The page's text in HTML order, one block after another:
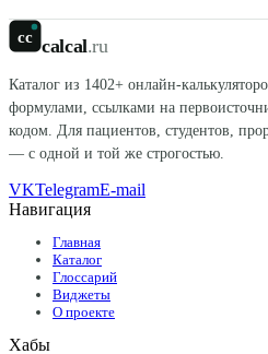
cc calcal.ru
Каталог из 1402+ онлайн-
формулами, ссылками на
кодом. Для пациентов, студентов,
— с одной и той же строгостью.
VKTelegramE-mail
Навигация
Главная
Каталог
Глоссарий
Виджеты
О проекте
Хабы